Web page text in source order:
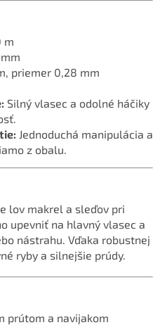
m
priemer 0,28 mm
Silný vlasec a odolné háčiky
Jednoduchá manipulácia a
z obalu.
lov makrel a sleďov pri
upevniť na hlavný vlasec a
nástrahu. Vďaka robustnej
ryby a silnejšie prúdy.
prútom a navijakom